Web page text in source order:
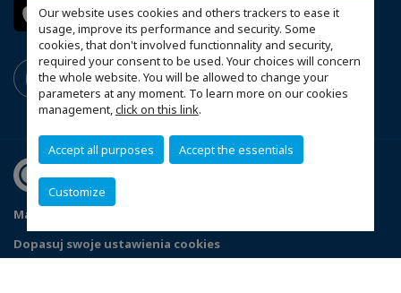
Our website uses cookies and others trackers to ease it
usage, improve its performance and security. Some
cookies, that don't involved functionnality and security,
required your consent to be used. Your choices will concern
the whole website. You will be allowed to change your
parameters at any moment. To learn more on our cookies
management,click on this link.
Accept all purposes Accept the essentials
Customize
Mapa witryny
Dopasuj swoje ustawienia cookies